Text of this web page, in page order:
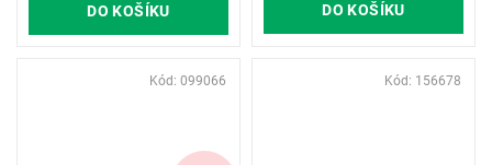
DO KOŠÍKU DO KOŠÍKU
Kód: 099066 Kód: 156678